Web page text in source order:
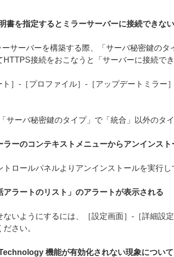
書を指定するとミラーサーバーに接続できない
サーバーを構築する際、「サーバ秘密鍵の
接続をおこなうと「サーバーに接続で
］-［プロファイル］-［アップデートミラ
ーバ秘密鍵のタイプ」で「統合」以外のタ
ーのコンテキストメニューからアンインス
ロールパネルよりアンインストールを実行し
アラートのリスト」のアラートが表示される
ないようにするには、［設定画面］-［詳細設
さい。
機能が有効化されない現象について